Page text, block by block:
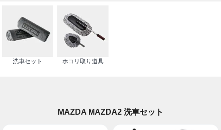
洗車セット ホコリ取り道具
MAZDA MAZDA2 洗車セット